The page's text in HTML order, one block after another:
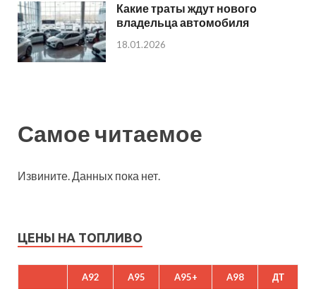
Какие траты ждут нового
владельца автомобиля
18.01.2026
Самое читаемое
Извините. Данных пока нет.
ЦЕНЫ НА ТОПЛИВО
A92 A95 A95+ A98 ДТ